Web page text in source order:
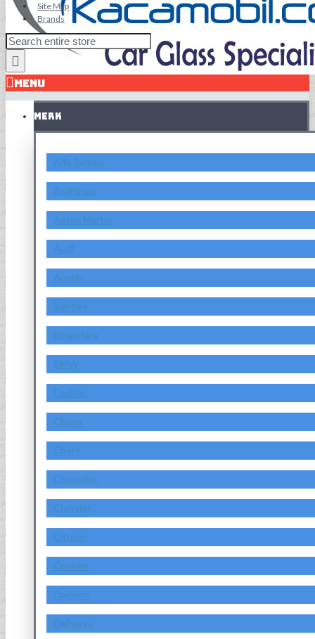
Site Map
Brands
MENU
MERK
Alfa Romeo
Asahimas
Aston Martin
Audi
Austin
Bentley
Bimantara
BMW
Cadillac
Chana
Chery
Chevrolet
Chrysler
Citroen
Custom
Daewoo
Daihatsu